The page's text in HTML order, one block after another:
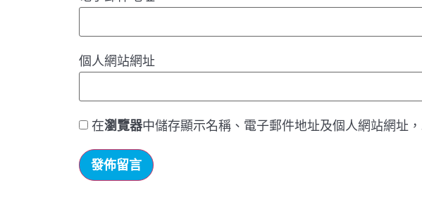
個人網站網址
在瀏覽器中儲存顯示名稱、電子郵件地址及個人網站網址